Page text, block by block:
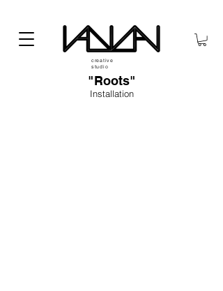
creative
studio
"Roots"
Installation